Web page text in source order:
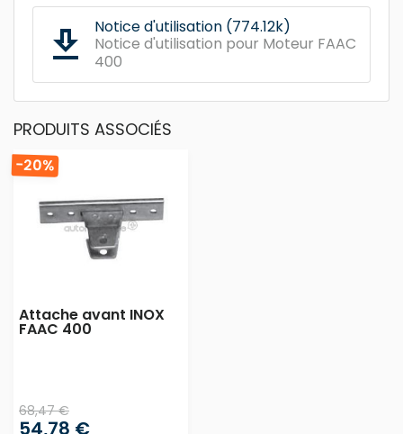
get_app
Notice d'utilisation (774.12k)
Notice d'utilisation pour Moteur FAAC
400
PRODUITS ASSOCIÉS
Attache avant INOX
FAAC 400
68,47 €
-20%
54,78 €